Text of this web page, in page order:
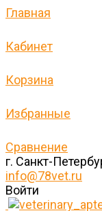
Главная
Кабинет
Корзина
Избранные
Сравнение
г. Санкт-
info@78vet.ru
Войти